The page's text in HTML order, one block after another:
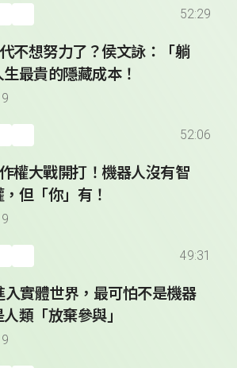
52:29
不想努力了？侯文詠：「躺
最貴的隱藏成本！
52:06
權大戰開打！機器人沒有智
但「你」有！
49:31
入實體世界，最可怕不是機器
類「放棄參與」